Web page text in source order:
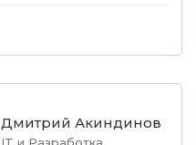
Дмитрий Акиндинов